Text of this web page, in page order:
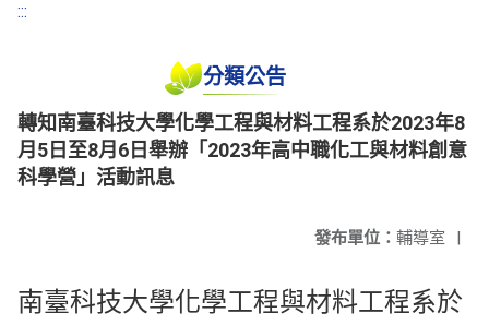
:::
分類公告
轉知南臺科技大學化學工程與材料工程系於2023年8
月5日至8月6日舉辦「2023年高中職化工與材料創意
科學營」活動訊息
發布單位： 輔導室 |
南臺科技大學化學工程與材料工程系於